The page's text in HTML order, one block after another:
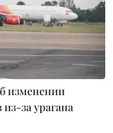
изменении
за урагана